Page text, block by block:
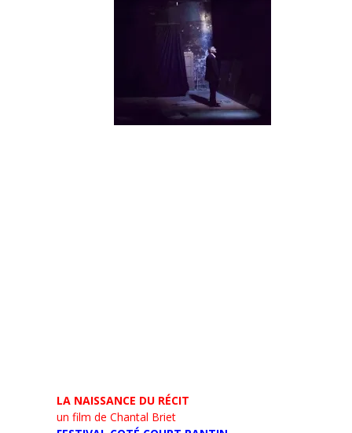
LA NAISSANCE DU RÉCIT
un film de Chantal Briet